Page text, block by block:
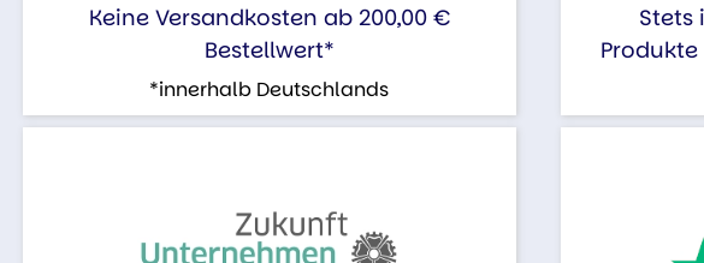
Keine Versandkosten ab 200,00 €
Bestellwert*
*innerhalb Deutschlands
Stets